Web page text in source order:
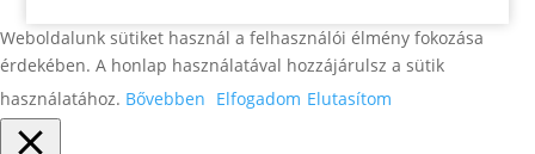
Weboldalunk sütiket használ a felhasználói élmény fokozása
érdekében. A honlap használatával hozzájárulsz a sütik
használatához. Bővebben Elfogadom Elutasítom